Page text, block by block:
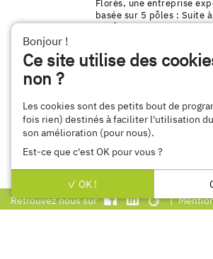
Florès, une entreprise
basée sur 5 pôles : Suite
le pôle de
efficacité énergétique !
> Lire > Télécharger
Retrouvez nous sur
Bonjour !
Ce site utilise des
non ?
Les cookies sont des petits bout de
fois rien) destinés à faciliter l'utilisation
son amélioration (pour nous).
Est-ce que c'est OK pour vous ?
OK !